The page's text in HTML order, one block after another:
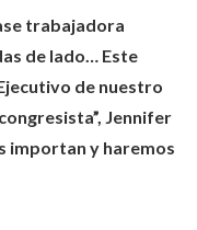
trabajadora
de lado… Este
de nuestro
Jennifer
importan y haremos